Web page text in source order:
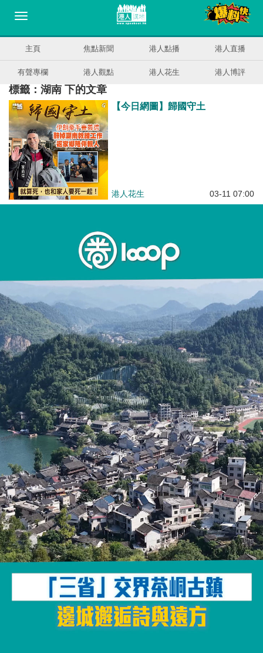
主頁 焦點新聞 港人點播 港人直播
有聲專欄 港人觀點 港人花生 港人博評
標籤：湖南 下的文章
【今日網圖】歸國守土
港人花生 03-11 07:00